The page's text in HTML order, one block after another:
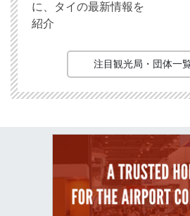
に、タイの最新情報を
紹介
注目観光局・団体一